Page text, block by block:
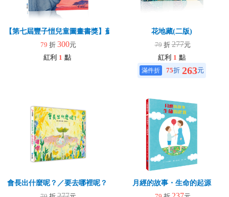
【第七屆豐子愷兒童圖畫書獎】蘇丹的犀角
79 折 300元
紅利 1 點
花地藏(二版)
79 折277元
紅利 1 點
75折 263元
會長出什麼呢？／要去哪裡呢？
月經的故事・生命的起源